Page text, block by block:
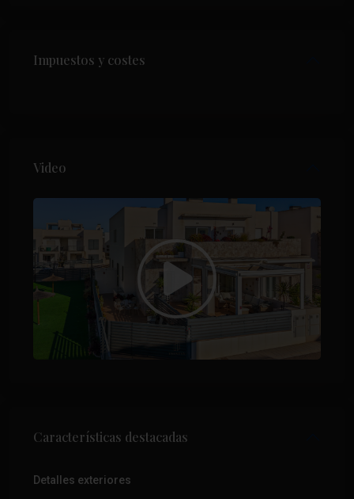
Impuestos y costes
Video
Características destacadas
Detalles exteriores